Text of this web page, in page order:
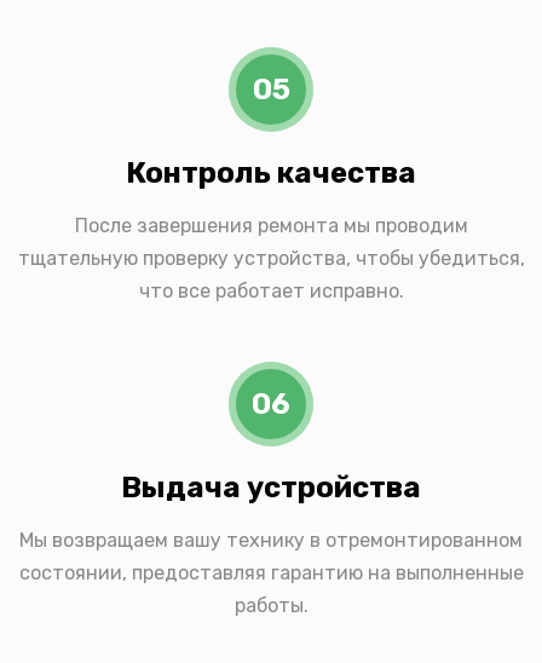
05
Контроль качества
После завершения ремонта мы проводим
тщательную проверку устройства, чтобы убедиться,
что все работает исправно.
06
Выдача устройства
Мы возвращаем вашу технику в отремонтированном
состоянии, предоставляя гарантию на выполненные
работы.